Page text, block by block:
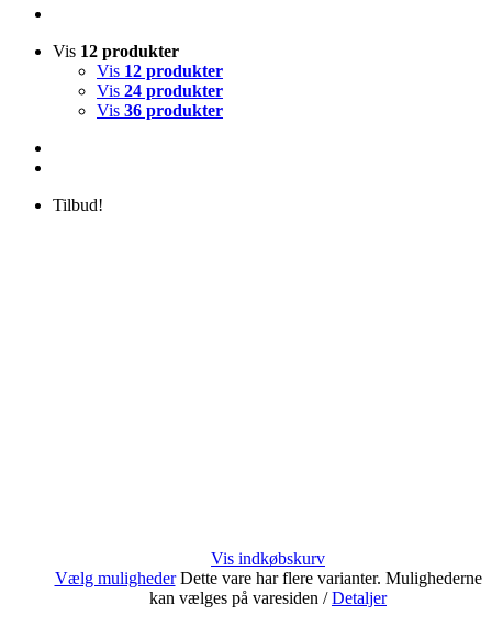
Vis 12 produkter
Vis 12 produkter
Vis 24 produkter
Vis 36 produkter
Tilbud!
Vis indkøbskurv
Vælg muligheder Dette vare har flere varianter. Mulighederne
kan vælges på varesiden / Detaljer